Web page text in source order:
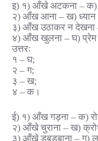
इ) १) आँखे अटकना – क)
२) आँख आना – ख) ध्यान
३) आँख उठाकर न देखना
४) आँख खुलना – घ) प्रेम
उत्तरः
१ – घ;
२ – ग;
३ – ख;
४ – क।
ई) १) आँख गड़ना – क)
२) आँखे चुराना – ख)
३) आँखे डबडबाना – ग)